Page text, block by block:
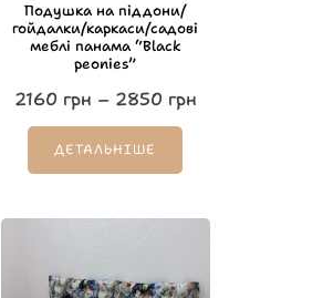
Подушка на піддони/
гойдалки/каркаси/садові
меблі панама “Black
peonies”
2160 грн – 2850 грн
ДЕТАЛЬНІШЕ